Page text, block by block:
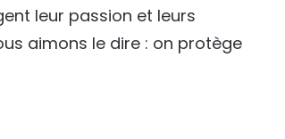
leur passion et leurs
aimons le dire : on protège